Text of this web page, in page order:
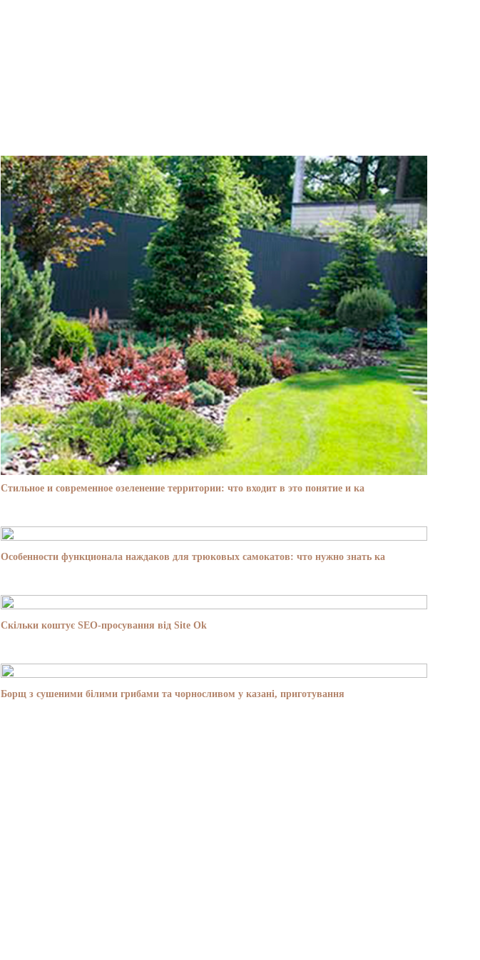
Стильное и современное озеленение территории: что входит в это понятие и ка
Особенности функционала наждаков для трюковых самокатов: что нужно знать ка
Скільки коштує SEO-просування від Site Ok
Борщ з сушеними білими грибами та чорносливом у казані, приготування